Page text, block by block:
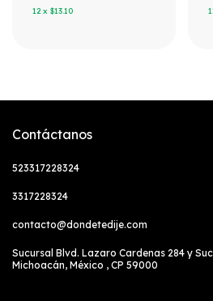
12 x $13.10
Contáctanos
523317228324
3317228324
contacto@dondetedije.com
Sucursal Blvd. Lazaro Cardenas 284 y
Michoacán, México , CP 59000